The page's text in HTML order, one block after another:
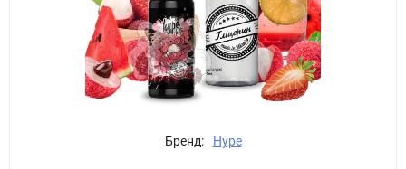
Бренд: Hype